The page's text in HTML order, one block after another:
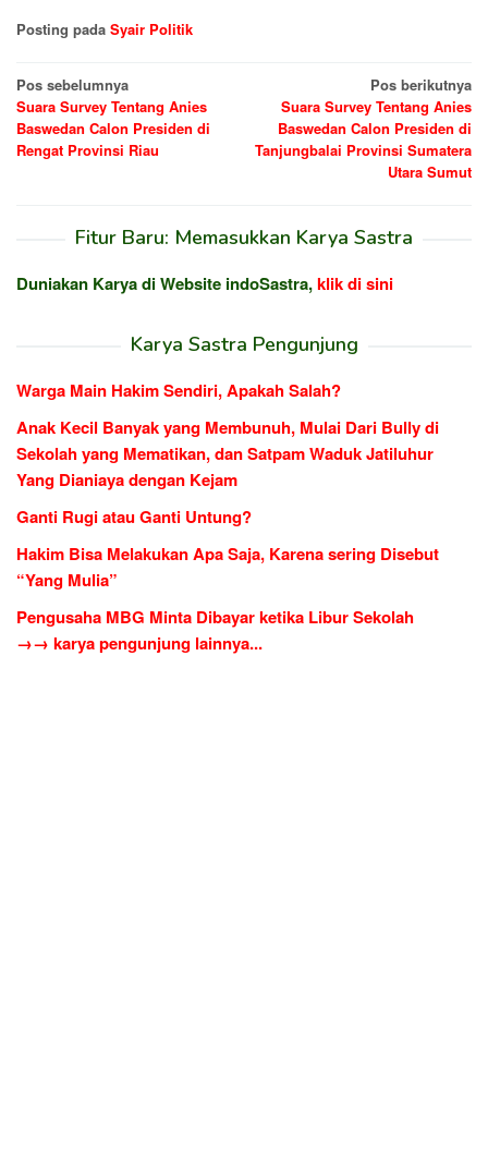
Posting pada Syair Politik
Navigasi
pos
Pos sebelumnya
Suara Survey Tentang Anies
Baswedan Calon Presiden di
Rengat Provinsi Riau
Pos berikutnya
Suara Survey Tentang Anies
Baswedan Calon Presiden di
Tanjungbalai Provinsi Sumatera
Utara Sumut
Fitur Baru: Memasukkan Karya Sastra
Duniakan Karya di Website indoSastra,klik di sini
Karya Sastra Pengunjung
Warga Main Hakim Sendiri, Apakah Salah?
Anak Kecil Banyak yang Membunuh, Mulai Dari Bully di
Sekolah yang Mematikan, dan Satpam Waduk Jatiluhur
Yang Dianiaya dengan Kejam
Ganti Rugi atau Ganti Untung?
Hakim Bisa Melakukan Apa Saja, Karena sering Disebut
“Yang Mulia”
Pengusaha MBG Minta Dibayar ketika Libur Sekolah
→→ karya pengunjung lainnya...